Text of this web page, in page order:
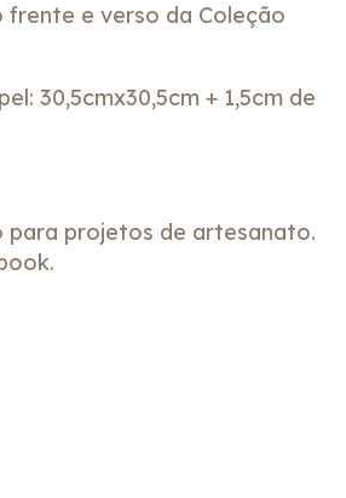
frente e verso da Coleção
30,5cmx30,5cm + 1,5cm de
para projetos de artesanato.